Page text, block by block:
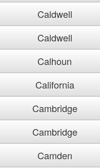
Caldwell
Caldwell
Calhoun
California
Cambridge
Cambridge
Camden